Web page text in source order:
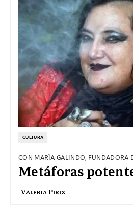
CULTURA
CON MARÍA GALINDO, FUNDADORA
Metáforas
Valeria Piriz